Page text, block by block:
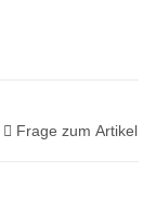
Frage zum Artikel